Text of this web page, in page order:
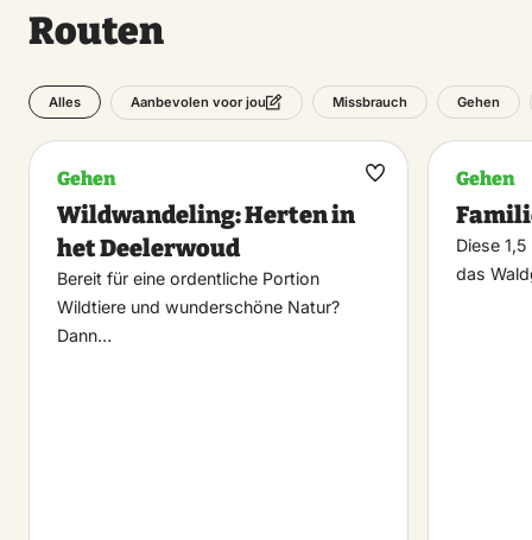
Routen
Alles Aanbevolen voor jou Missbrauch Gehen
Gehen
Wildwandeling: Herten in
het Deelerwoud
Bereit für eine ordentliche Portion
Wildtiere und wunderschöne Natur?
Dann…
Maak
Gehen
Diese
das